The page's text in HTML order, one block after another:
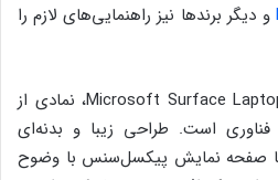
و دیگر برندها نیز راهنمایی‌های لازم را
لپتاپ سرفیس مایکروسافت Microsoft Surface Laptop، نمادی از
است. طراحی زیبا و بدنه‌ای
با صفحه نمایش پیکسل‌سنس با وضوح